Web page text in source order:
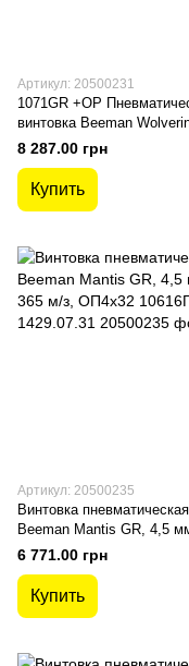
Артикул: 20500231
1071GR +OP
винтовка Beeman
оптикой в комплекте 4Х32
8 287.00 грн
Купить
Артикул: 20500235
Винтовка
Beeman Mantis GR, 4,5
м/з, ОП4х32 10616ГП-1
6 771.00 грн
Купить